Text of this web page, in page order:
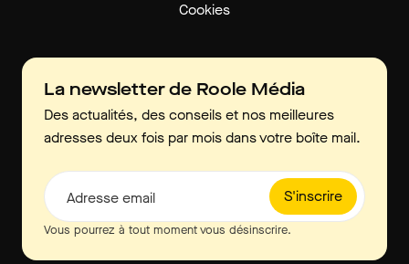
Cookies
La newsletter de Roole Média
Des actualités, des conseils et nos meilleures
adresses deux fois par mois dans votre boîte mail.
S'inscrire
Adresse email
Vous pourrez à tout moment vous désinscrire.